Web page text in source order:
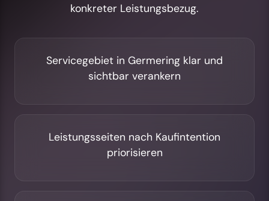
konkreter Leistungsbezug.
Servicegebiet in Germering klar und
sichtbar verankern
Leistungsseiten nach Kaufintention
priorisieren